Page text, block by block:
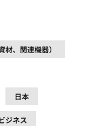
材、関連機器）
日本
ジネス